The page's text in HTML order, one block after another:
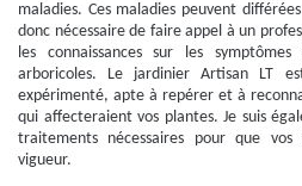
maladies. Ces maladies peuvent
donc nécessaire de faire appel à un
les connaissances sur les
arboricoles. Le jardinier Artisan LT
expérimenté, apte à repérer et à
qui affecteraient vos plantes. Je suis
traitements nécessaires pour que
vigueur.